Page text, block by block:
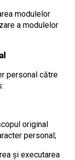
modulelor
a modulelor
personal către
original
personal;
și executarea